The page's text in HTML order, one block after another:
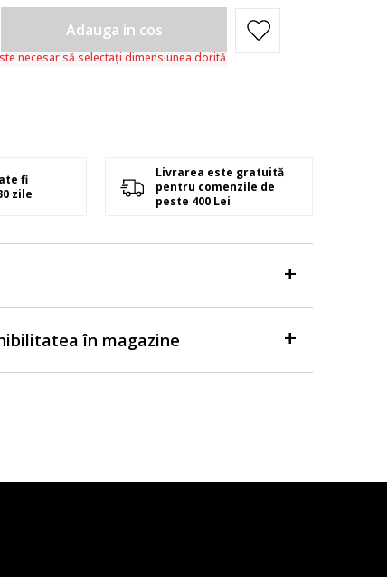
Adauga in cos
necesar să selectați dimensiunea dorită
fi
zile
Livrarea este gratuită
pentru comenzile de
peste 400 Lei
în magazine